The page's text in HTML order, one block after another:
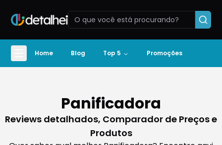
Home Blog Top 5 Promoções
Panificadora
Reviews detalhados, Comparador de Preços e
Produtos